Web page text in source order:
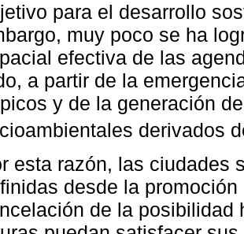
para el desarrollo
muy poco se ha
efectiva de las
a partir de la
y de la generación
derivados
esta razón, las ciudades
desde la
de la posibilidad